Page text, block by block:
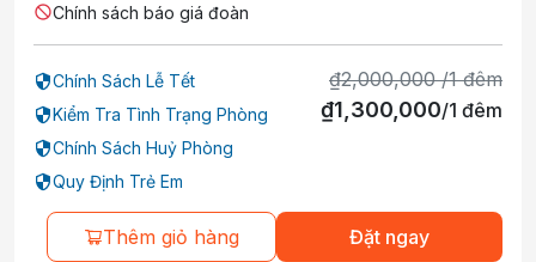
Chính sách báo giá đoàn
Chính Sách Lễ Tết
Kiểm Tra Tình Trạng Phòng
Chính Sách Huỷ Phòng
Quy Định Trẻ Em
₫2,000,000 /1 đêm
₫1,300,000/1 đêm
Thêm giỏ hàng Đặt ngay